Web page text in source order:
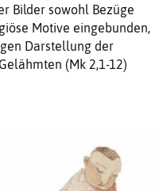
Bilder sowohl Bezüge
Motive eingebunden,
Darstellung der
(Mk 2,1-12)